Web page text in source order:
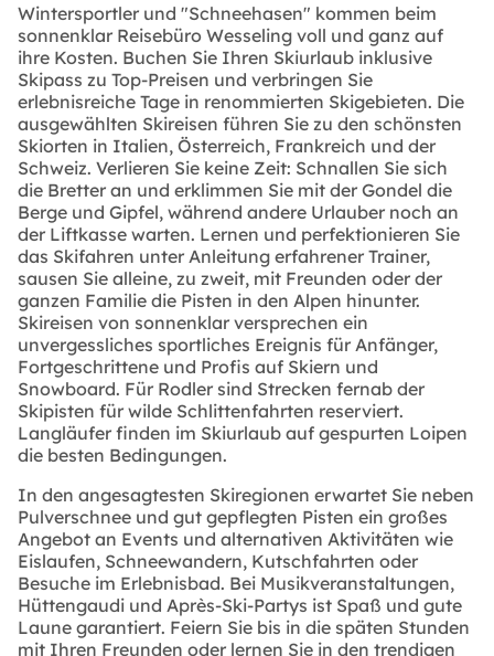
Wintersportler und "Schneehasen" kommen beim
sonnenklar Reisebüro Wesseling voll und ganz auf
ihre Kosten. Buchen Sie Ihren Skiurlaub inklusive
Skipass zu Top-Preisen und verbringen Sie
erlebnisreiche Tage in renommierten Skigebieten. Die
ausgewählten Skireisen führen Sie zu den schönsten
Skiorten in Italien, Österreich, Frankreich und der
Schweiz. Verlieren Sie keine Zeit: Schnallen Sie sich
die Bretter an und erklimmen Sie mit der Gondel die
Berge und Gipfel, während andere Urlauber noch an
der Liftkasse warten. Lernen und perfektionieren Sie
das Skifahren unter Anleitung erfahrener Trainer,
sausen Sie alleine, zu zweit, mit Freunden oder der
ganzen Familie die Pisten in den Alpen hinunter.
Skireisen von sonnenklar versprechen ein
unvergessliches sportliches Ereignis für Anfänger,
Fortgeschrittene und Profis auf Skiern und
Snowboard. Für Rodler sind Strecken fernab der
Skipisten für wilde Schlittenfahrten reserviert.
Langläufer finden im Skiurlaub auf gespurten Loipen
die besten Bedingungen.
In den angesagtesten Skiregionen erwartet Sie neben
Pulverschnee und gut gepflegten Pisten ein großes
Angebot an Events und alternativen Aktivitäten wie
Eislaufen, Schneewandern, Kutschfahrten oder
Besuche im Erlebnisbad. Bei Musikveranstaltungen,
Hüttengaudi und Après-Ski-Partys ist Spaß und gute
Laune garantiert. Feiern Sie bis in die späten Stunden
mit Ihren Freunden oder lernen Sie in den trendigen